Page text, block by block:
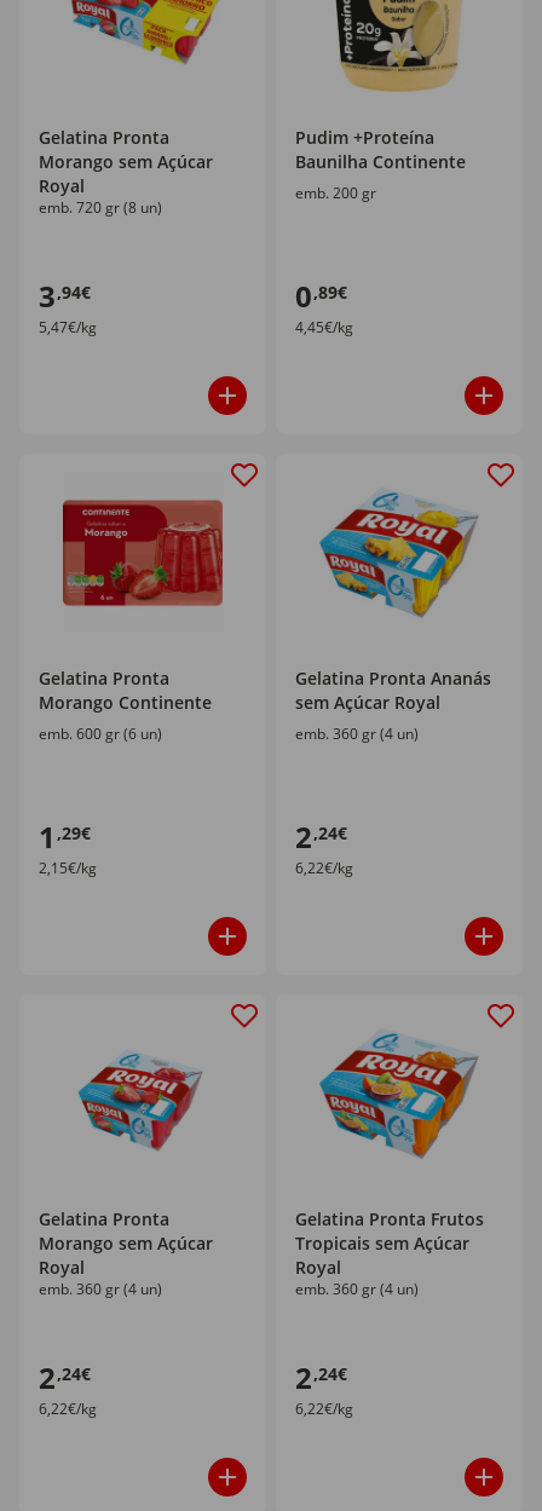
Gelatina Pronta
Morango sem Açúcar
Royal
emb. 720 gr (8 un)
3,94€
5,47€/kg
Pudim +Proteína
Baunilha Continente
emb. 200 gr
0,89€
4,45€/kg
Gelatina Pronta
Morango Continente
emb. 600 gr (6 un)
1 ,29€
2,15€/kg
Gelatina Pronta Ananás
sem Açúcar Royal
emb. 360 gr (4 un)
2,24€
6,22€/kg
Gelatina Pronta
Morango sem Açúcar
Royal
emb. 360 gr (4 un)
2,24€
6,22€/kg
Gelatina Pronta Frutos
Tropicais sem Açúcar
Royal
emb. 360 gr (4 un)
2,24€
6,22€/kg